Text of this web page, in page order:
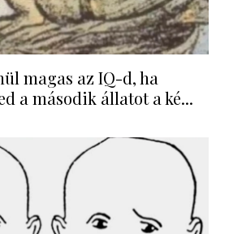
magas az IQ-d, ha
a második állatot a ké...